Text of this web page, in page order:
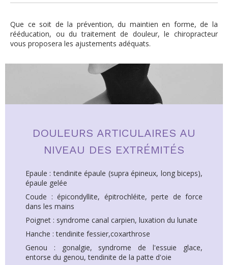
Que ce soit de la prévention, du maintien en forme, de la
rééducation, ou du traitement de douleur, le chiropracteur
vous proposera les ajustements adéquats.
DOULEURS ARTICULAIRES AU
NIVEAU DES EXTRÉMITÉS
Epaule : tendinite épaule (supra épineux, long biceps),
épaule gelée
Coude : épicondyllite, épitrochléite, perte de force
dans les mains
Poignet : syndrome canal carpien, luxation du lunate
Hanche : tendinite fessier,coxarthrose
Genou : gonalgie, syndrome de l'essuie glace,
entorse du genou, tendinite de la patte d'oie